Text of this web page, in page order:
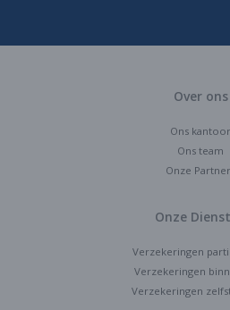
Over ons
Ons kantoor
Ons team
Onze
Onze
Verzekeringen
Verzekeringen
Verzekeringen